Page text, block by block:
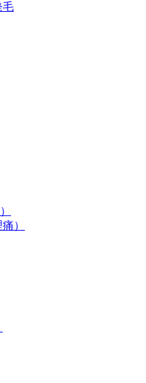
毛
）